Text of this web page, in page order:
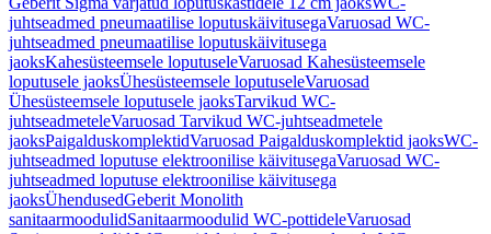
juhtseadmed pneumaatilise loputuskäivitusegaVaruosad WC-
juhtseadmed pneumaatilise loputuskäivitusega
jaoksKahesüsteemsele loputuseleVaruosad Kahesüsteemsele
loputusele jaoksÜhesüsteemsele loputuseleVaruosad
Ühesüsteemsele loputusele jaoksTarvikud WC-
juhtseadmeteleVaruosad Tarvikud WC-juhtseadmetele
jaoksPaigalduskomplektidVaruosad Paigalduskomplektid jaoksWC-
juhtseadmed loputuse elektroonilise käivitusegaVaruosad WC-
juhtseadmed loputuse elektroonilise käivitusega
jaoksÜhendusedGeberit Monolith
sanitaarmoodulidSanitaarmoodulid WC-pottideleVaruosad